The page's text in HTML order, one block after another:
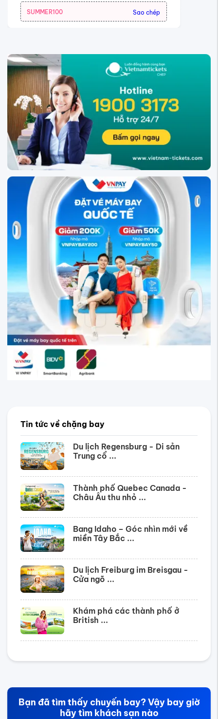
SUMMER100 Sao chép
Tin tức về chặng bay
Du lịch Regensburg - Di sản
Trung cổ ...
Thành phố Quebec Canada -
Châu Âu thu nhỏ ...
Bang Idaho – Góc nhìn mới về
miền Tây Bắc ...
Du lịch Freiburg im Breisgau -
Cửa ngõ ...
Khám phá các thành phố ở
British ...
Bạn đã tìm thấy chuyến bay? Vậy bay giờ
hãy tìm khách sạn nào